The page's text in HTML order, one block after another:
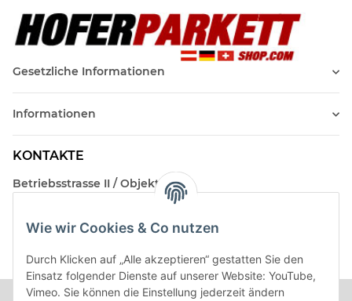
Wie wir Cookies & Co nutzen
Durch Klicken auf „Alle akzeptieren“ gestatten Sie den
Einsatz folgender Dienste auf unserer Website: YouTube,
Vimeo. Sie können die Einstellung jederzeit ändern
Gesetzliche Informationen
Informationen
KONTAKTE
Betriebsstrasse II / Objekt 17
Kontakt